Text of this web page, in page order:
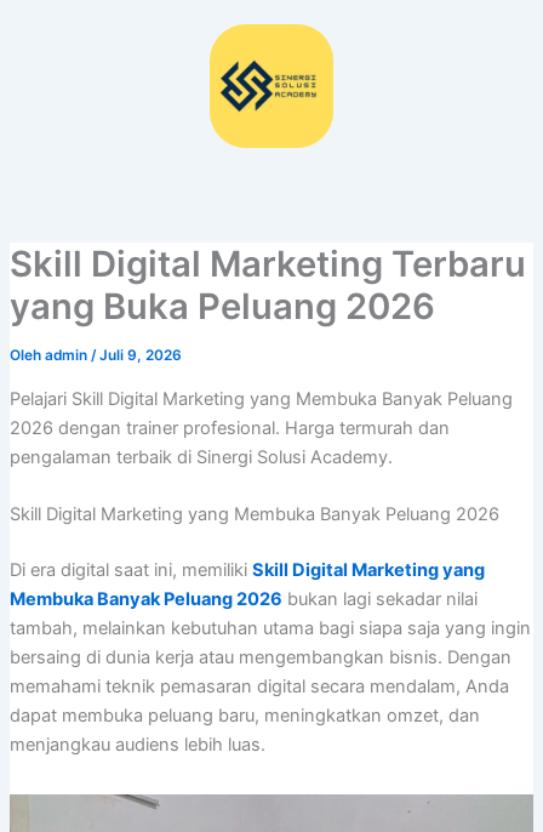
Skill Digital Marketing Terbaru
yang Buka Peluang 2026
Oleh admin /Juli 9, 2026
Pelajari Skill Digital Marketing yang Membuka Banyak Peluang
2026 dengan trainer profesional. Harga termurah dan
pengalaman terbaik di Sinergi Solusi Academy.
Skill Digital Marketing yang Membuka Banyak Peluang 2026
Di era digital saat ini, memiliki Skill Digital Marketing yang
Membuka Banyak Peluang 2026 bukan lagi sekadar nilai
tambah, melainkan kebutuhan utama bagi siapa saja yang ingin
bersaing di dunia kerja atau mengembangkan bisnis. Dengan
memahami teknik pemasaran digital secara mendalam, Anda
dapat membuka peluang baru, meningkatkan omzet, dan
menjangkau audiens lebih luas.